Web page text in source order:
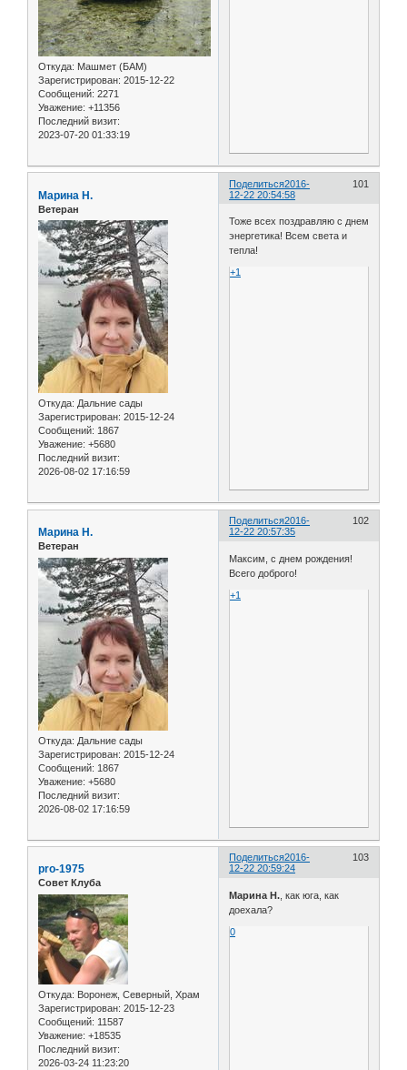
Откуда: Машмет (БАМ)
Зарегистрирован: 2015-12-22
Сообщений: 2271
Уважение: +11356
Последний визит:
2023-07-20 01:33:19
Поделиться 101
2016-
12-22 20:54:58
Марина Н.
Ветеран
Откуда: Дальние сады
Зарегистрирован: 2015-12-24
Сообщений: 1867
Уважение: +5680
Последний визит:
2026-08-02 17:16:59
Тоже всех поздравляю с днем
энергетика! Всем света и
тепла!
+1
Поделиться 102
2016-
12-22 20:57:35
Марина Н.
Ветеран
Откуда: Дальние сады
Зарегистрирован: 2015-12-24
Сообщений: 1867
Уважение: +5680
Последний визит:
2026-08-02 17:16:59
Максим, с днем рождения!
Всего доброго!
+1
Поделиться 103
2016-
12-22 20:59:24
pro-1975
Совет Клуба
Откуда: Воронеж, Северный, Храм
Зарегистрирован: 2015-12-23
Сообщений: 11587
Уважение: +18535
Последний визит:
2026-03-24 11:23:20
Марина Н. , как юга, как
доехала?
0